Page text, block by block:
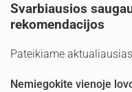
Svarbiausios
rekomendacijos
Pateikiame
Nemiegokite vienoje